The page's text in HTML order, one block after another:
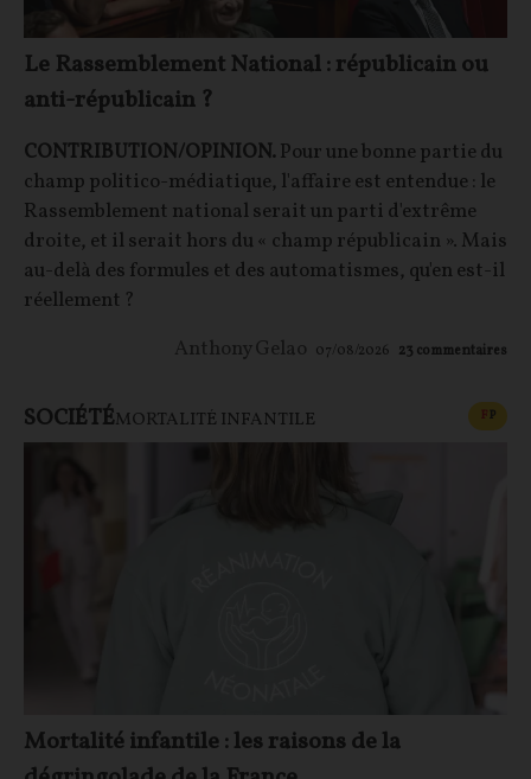
Le Rassemblement National : républicain ou
anti-républicain ?
CONTRIBUTION/OPINION.Pour une bonne partie du
champ politico-médiatique, l'affaire est entendue : le
Rassemblement national serait un parti d'extrême
droite, et il serait hors du « champ républicain ». Mais
au-delà des formules et des automatismes, qu'en est-il
réellement ?
Anthony Gelao 07/08/2026 23 commentaires
SOCIÉTÉMORTALITÉ INFANTILE FP
Mortalité infantile : les raisons de la